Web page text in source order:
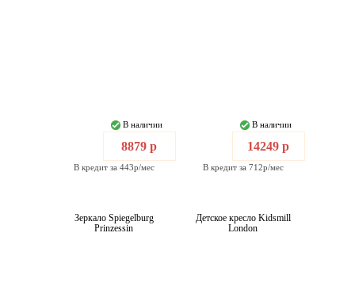
В наличии
8879 р
В кредит за 443р/мес
В наличии
14249 р
В кредит за 712р/мес
Зеркало Spiegelburg
Prinzessin
Детское кресло Kidsmill
London